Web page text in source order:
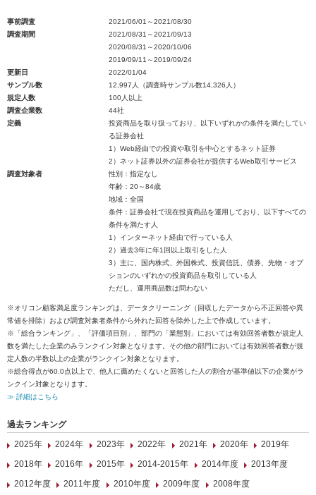
事前調査
2021/06/01～2021/08/30
調査期間
2021/08/31～2021/09/13
2020/08/31～2020/10/06
2019/09/11～2019/09/24
更新日
2022/01/04
サンプル数
12,997人（調査時サンプル数14,326人）
規定人数
100人以上
調査企業数
44社
定義
投資商品を取り扱っており、以下いずれかの条件を満たしてい
る証券会社
1）Web経由での投資や取引を中心とするネット証券
2）ネット証券以外の証券会社が提供するWeb取引サービス
調査対象者
性別：指定なし
年齢：20～84歳
地域：全国
条件：証券会社で現在投資商品を運用しており、以下すべての
条件を満たす人
1）インターネット経由で行っている人
2）過去3年に年1回以上取引をした人
3）主に、国内株式、外国株式、投資信託、債券、先物・オプ
ションのいずれかの投資商品を取引している人
ただし、運用商品数は問わない
※オリコン顧客満足度ランキングは、データクリーニング（回収したデータから不正回答や異
常値を排除）および調査対象者条件から外れた回答を除外した上で作成しています。
※「総合ランキング」、「評価項目別」、部門の「業態別」においては有効回答者数が規定人
数を満たした企業のみランクイン対象となります。その他の部門においては有効回答者数が規
定人数の半数以上の企業がランクイン対象となります。
※総合得点が60.0点以上で、他人に薦めたくないと回答した人の割合が基準値以下の企業がラ
ンクイン対象となります。
≫ 詳細はこちら
過去ランキング
2025年
2024年 2023年 2022年 2021年 2020年
2019年
2018年
2016年 2015年 2014-2015年 2014年度
2013年度
2012年度
2011年度 2010年度 2009年度 2008年度